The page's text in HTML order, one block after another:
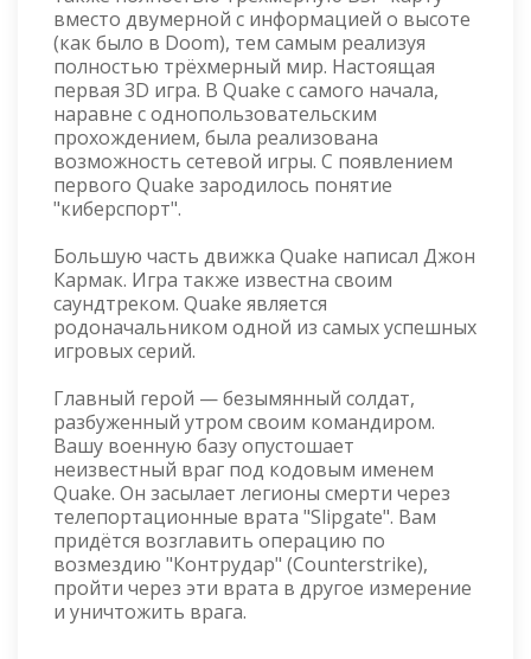
вместо двумерной с информацией о высоте
(как было в Doom), тем самым реализуя
полностью трёхмерный мир. Настоящая
первая 3D игра. В Quake с самого начала,
наравне с однопользовательским
прохождением, была реализована
возможность сетевой игры. С появлением
первого Quake зародилось понятие
"киберспорт".
Большую часть движка Quake написал Джон
Кармак. Игра также известна своим
саундтреком. Quake является
родоначальником одной из самых успешных
игровых серий.
Главный герой — безымянный солдат,
разбуженный утром своим командиром.
Вашу военную базу опустошает
неизвестный враг под кодовым именем
Quake. Он засылает легионы смерти через
телепортационные врата "Slipgate". Вам
придётся возглавить операцию по
возмездию "Контрудар" (Counterstrike),
пройти через эти врата в другое измерение
и уничтожить врага.